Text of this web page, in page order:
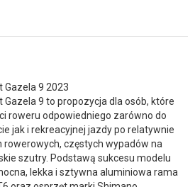
Gazela 9 2023
9 to propozycja dla osób, które
roweru odpowiedniego zarówno do
jak i rekreacyjnej jazdy po relatywnie
rowerowych, częstych wypadów na
szutry. Podstawą sukcesu modelu
lekka i sztywna aluminiowa rama